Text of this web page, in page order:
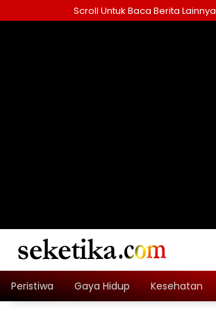
to
Scroll Untuk Baca Berita Lainnya
Peristiwa Gaya Hidup Kesehatan